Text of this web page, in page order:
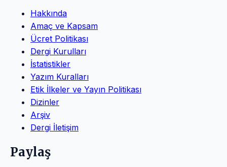
Hakkında
Amaç ve Kapsam
Ücret Politikası
Dergi Kurulları
İstatistikler
Yazım Kuralları
Etik İlkeler ve Yayın Politikası
Dizinler
Arşiv
Dergi İletişim
Paylaş